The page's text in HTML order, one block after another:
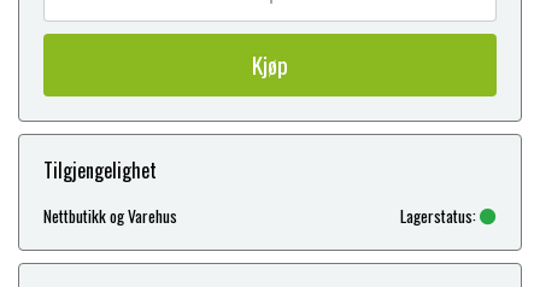
Kjøp
Tilgjengelighet
Nettbutikk og Varehus Lagerstatus: